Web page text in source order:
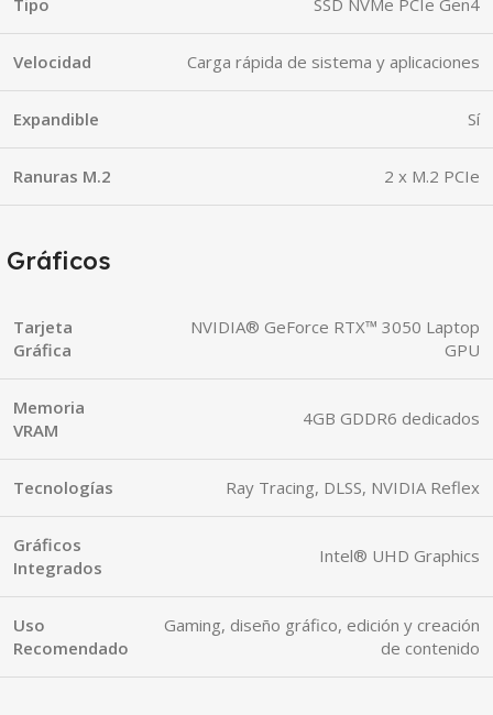
Velocidad Carga rápida de sistema y aplicaciones
Expandible Sí
Ranuras M.2 2 x M.2 PCIe
Gráficos
Tarjeta
Gráfica
NVIDIA® GeForce RTX™ 3050 Laptop
GPU
Memoria
VRAM
4GB GDDR6 dedicados
Tecnologías Ray Tracing, DLSS, NVIDIA Reflex
Gráficos
Integrados
Intel® UHD Graphics
Uso
Recomendado
Gaming, diseño gráfico, edición y creación
de contenido